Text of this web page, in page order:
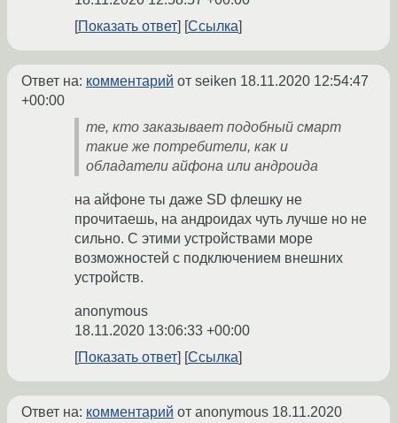
Показать ответ
Ссылка
Ответ на: комментарий от seiken 18.11.2020 12:54:47
+00:00
те, кто заказывает подобный смарт
такие же потребители, как и
обладатели айфона или андроида
на айфоне ты даже SD флешку не
прочитаешь, на андроидах чуть лучше но не
сильно. С этими устройствами море
возможностей с подключением внешних
устройств.
anonymous
18.11.2020 13:06:33 +00:00
Показать ответ
Ссылка
Ответ на: комментарий от anonymous 18.11.2020